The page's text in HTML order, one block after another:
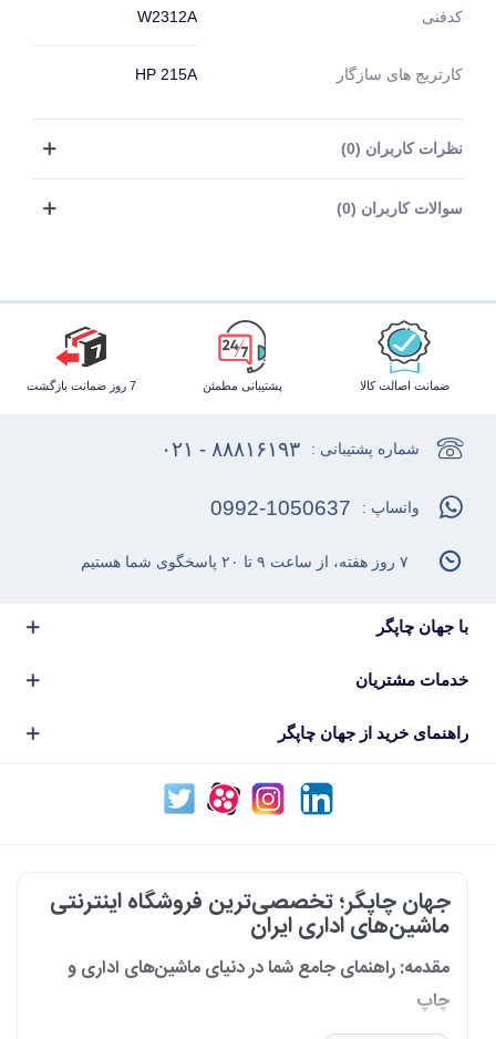
کدفنی W2312A
کارتریج های سازگار HP 215A
نظرات کاربران (0)
سوالات کاربران (0)
ضمانت اصالت کالا پشتیبانی مطمئن 7 روز ضمانت بازگشت
با جهان چاپگر
خدمات مشتریان
راهنمای خرید از جهان چاپگر
شماره پشتیبانی : ۸۸۸۱۶۱۹۳ - ۰۲۱
واتساپ : 0992-1050637
۷ روز هفته، از ساعت ۹ تا ۲۰ پاسخگوی شما هستیم
جهان چاپگر؛ تخصصی‌ترین فروشگاه اینترنتی
ماشین‌های اداری ایران
مقدمه: راهنمای جامع شما در دنیای ماشین‌های اداری و
چاپ
در دنیای پرشتاب امروز که کسب‌وکارها و سازمان‌ها برای افزایش بهره‌وری خود به